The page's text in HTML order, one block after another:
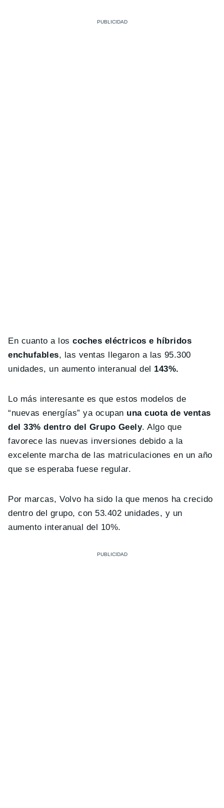
En cuanto a loscoches eléctricos e híbridos
enchufables, las ventas llegaron a las 95.300
unidades, un aumento interanual del 143%.
Lo más interesante es que estos modelos de
“nuevas energías” ya ocupan una cuota de ventas
del 33% dentro del Grupo Geely. Algo que
favorece las nuevas inversiones debido a la
excelente marcha de las matriculaciones en un año
que se esperaba fuese regular.
Por marcas, Volvo ha sido la que menos ha crecido
dentro del grupo, con 53.402 unidades, y un
aumento interanual del 10%.